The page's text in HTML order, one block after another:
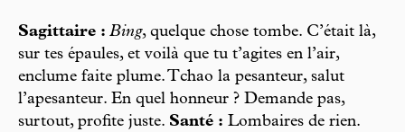
Sagittaire : Bing, quelque chose tombe. C’était là,
sur tes épaules, et voilà que tu t’agites en l’air,
enclume faite plume. Tchao la pesanteur, salut
l’apesanteur. En quel honneur ? Demande pas,
surtout, profite juste. Santé : Lombaires de rien.